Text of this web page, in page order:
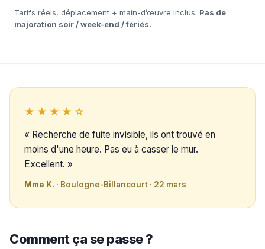
Tarifs réels, déplacement + main-d’œuvre inclus. Pas de
majoration soir / week-end / fériés.
★★★★☆
« Recherche de fuite invisible, ils ont trouvé en
moins d'une heure. Pas eu à casser le mur.
Excellent. »
Mme K. · Boulogne-Billancourt · 22 mars
Comment ça se passe ?